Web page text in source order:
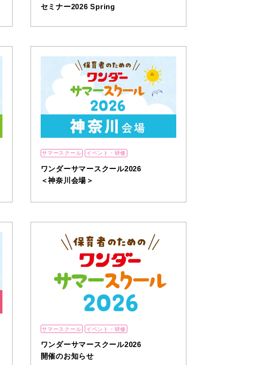
セミナー2026 Spring
サマースクール イベント・研修
ワンダーサマースクール2026
＜神奈川会場＞
サマースクール イベント・研修
ワンダーサマースクール2026
開催のお知らせ